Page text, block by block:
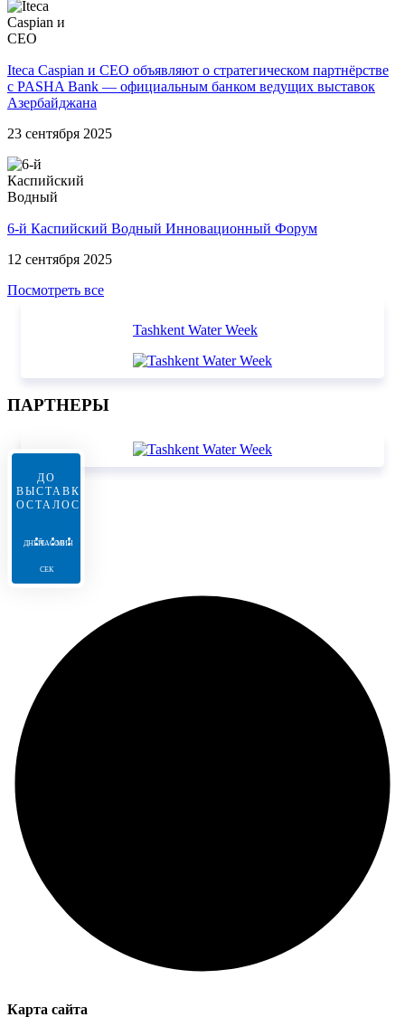
Iteca Caspian и CEO объявляют о стратегическом партнёрстве
с PASHA Bank — официальным банком ведущих выставок
Азербайджана
23 сентября 2025
6-й Каспийский Водный Инновационный Форум
12 сентября 2025
Посмотреть все
Tashkent Water Week
ПАРТНЕРЫ
ДО
ВЫСТАВКИ
ОСТАЛОСЬ:
ДНЕЙЧАСОВМИН
СЕК
Карта сайта